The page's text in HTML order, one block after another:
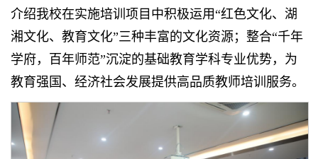
介绍我校在实施培训项目中积极运用“红色文化、湖
湘文化、教育文化”三种丰富的文化资源；整合“千年
学府，百年师范”沉淀的基础教育学科专业优势，为
教育强国、经济社会发展提供高品质教师培训服务。